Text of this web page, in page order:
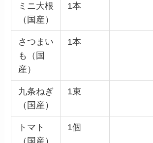
ミニ大根
（国産）
1本
さつまい
も（国
産）
1本
九条ねぎ
（国産）
1束
トマト
（国産）
1個